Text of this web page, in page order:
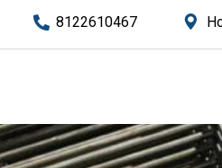
8122610467